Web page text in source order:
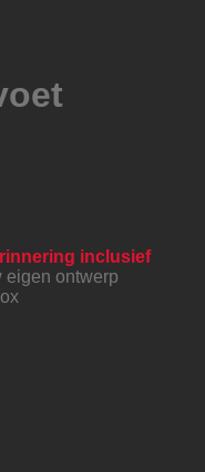
inclusief
eigen ontwerp